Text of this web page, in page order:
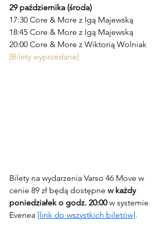
29 października (środa)
17:30 Core & More z Igą Majewską
18:45 Core & More z Igą Majewską
20:00 Core & More z Wiktorią Wolniak
[Bilety wyprzedane]
Bilety na wydarzenia Varso 46 Move w
cenie 89 zł będą dostępne w każdy
poniedziałek o godz. 20:00 w systemie
Evenea [link do wszystkich biletów].